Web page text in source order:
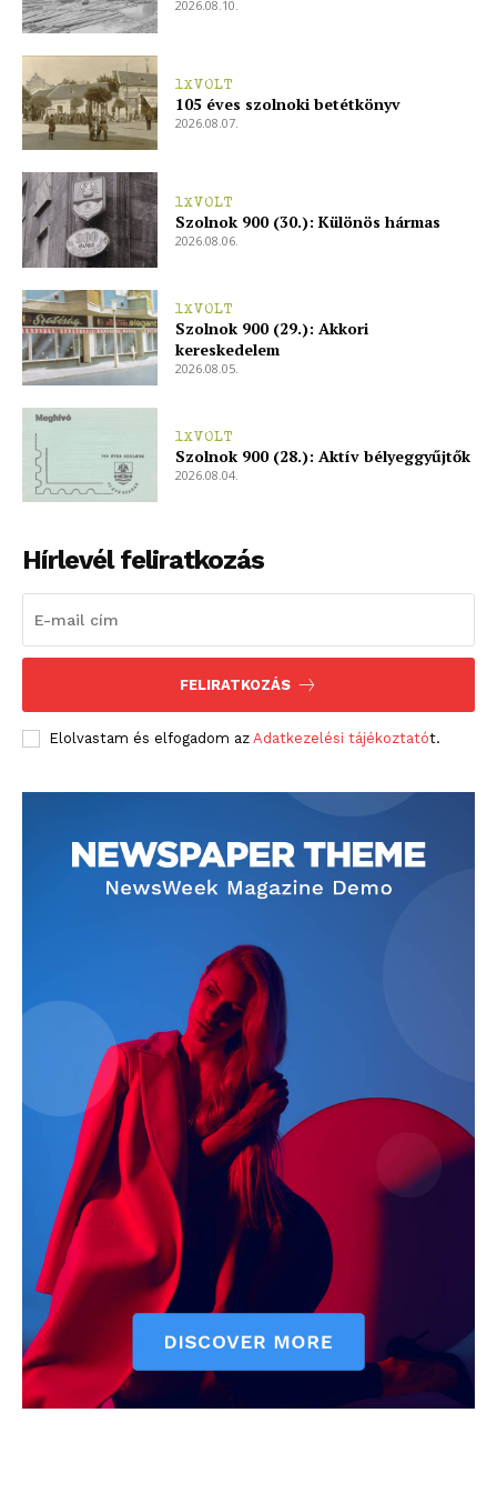
szubjektív élményportál
Hasznos
bSZ fiók
Kapcsolat
Hirdetés
2026.08.10.
1XVOLT
105 éves szolnoki betétkönyv
2026.08.07.
1XVOLT
Szolnok 900 (30.): Különös hármas
2026.08.06.
1XVOLT
Szolnok 900 (29.): Akkori
kereskedelem
2026.08.05.
1XVOLT
Szolnok 900 (28.): Aktív bélyeggyűjtők
2026.08.04.
Hírlevél feliratkozás
FELIRATKOZÁS
Elolvastam és elfogadom az Adatkezelési tájékoztatót.